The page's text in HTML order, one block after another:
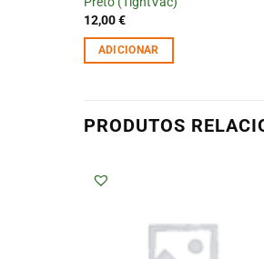
12,00€
ADICIONAR
PRODUTOS